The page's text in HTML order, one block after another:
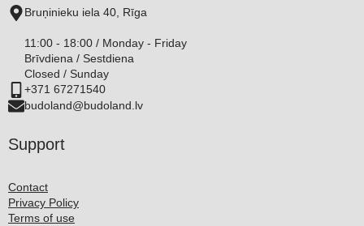
Bruņinieku iela 40, Rīga
11:00 - 18:00 / Monday - Friday
Brīvdiena / Sestdiena
Closed / Sunday
+371 67271540
budoland@budoland.lv
Support
Contact
Privacy Policy
Terms of use